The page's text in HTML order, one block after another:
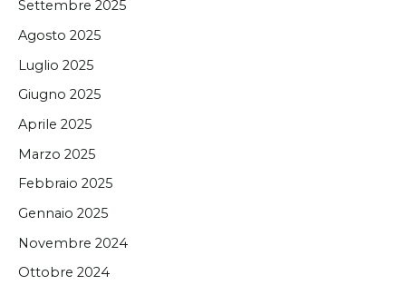
Settembre 2025
Agosto 2025
Luglio 2025
Giugno 2025
Aprile 2025
Marzo 2025
Febbraio 2025
Gennaio 2025
Novembre 2024
Ottobre 2024